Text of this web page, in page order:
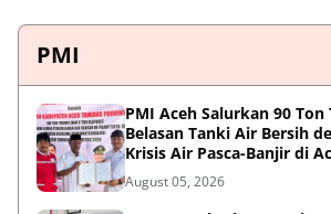
PMI
PMI Aceh Salurkan 90 Ton
Belasan Tanki Air Bersih
Krisis Air Pasca-Banjir di
August 05, 2026